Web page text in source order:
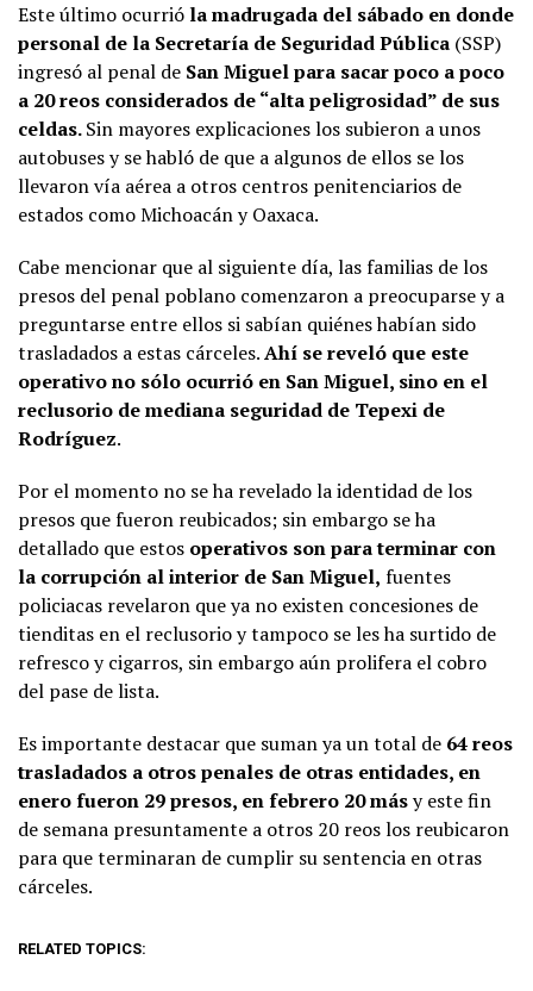
Este último ocurrió la madrugada del sábado en donde
personal de la Secretaría de Seguridad Pública (SSP)
ingresó al penal de San Miguel para sacar poco a poco
a 20 reos considerados de “alta peligrosidad” de sus
celdas.Sin mayores explicaciones los subieron a unos
autobuses y se habló de que a algunos de ellos se los
llevaron vía aérea a otros centros penitenciarios de
estados como Michoacán y Oaxaca.
Cabe mencionar que al siguiente día, las familias de los
presos del penal poblano comenzaron a preocuparse y a
preguntarse entre ellos si sabían quiénes habían sido
trasladados a estas cárceles.Ahí se reveló que este
operativo no sólo ocurrió en San Miguel, sino en el
reclusorio de mediana seguridad de Tepexi de
Rodríguez.
Por el momento no se ha revelado la identidad de los
presos que fueron reubicados; sin embargo se ha
detallado que estos operativos son para terminar con
la corrupción al interior de San Miguel, fuentes
policiacas revelaron que ya no existen concesiones de
tienditas en el reclusorio y tampoco se les ha surtido de
refresco y cigarros, sin embargo aún prolifera el cobro
del pase de lista.
Es importante destacar que suman ya un total de 64 reos
trasladados a otros penales de otras entidades, en
enero fueron 29 presos, en febrero 20 másy este fin
de semana presuntamente a otros 20 reos los reubicaron
para que terminaran de cumplir su sentencia en otras
cárceles.
RELATED TOPICS: